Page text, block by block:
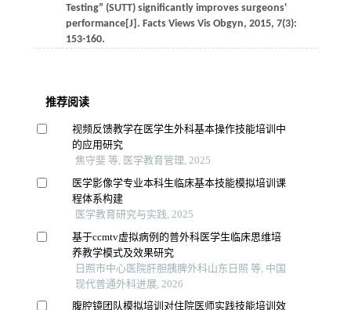
Testing” (SUTT) significantly improves surgeons'
performance[J]. Facts Views Vis Obgyn, 2015, 7(3):
153-160.